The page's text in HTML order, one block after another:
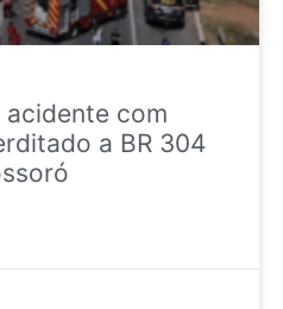
com
a BR 304